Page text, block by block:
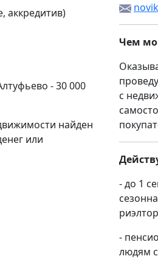
аккредитив)
- 30 000
найден
или
Чем
проведу
с
- до 1
-
людям